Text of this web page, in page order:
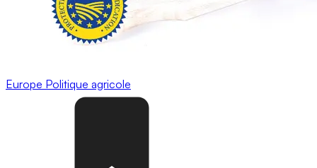
Europe Politique agricole